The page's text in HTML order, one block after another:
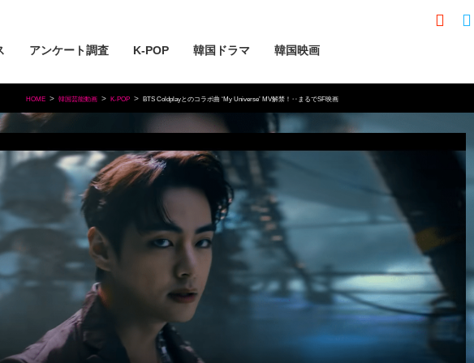
アンケート調査 K-POP 韓国ドラマ 韓国映画
HOME 韓国芸能動画 K-POP BTS Coldplayとのコラボ曲 ‘My Universe’ MV解禁！‥まるでSF映画